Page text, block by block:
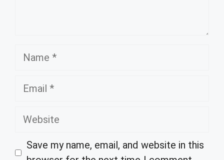
Name
Email
Website
Save my name, email, and website in this